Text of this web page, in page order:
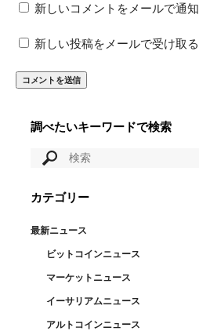
新しいコメントをメールで通知
新しい投稿をメールで受け取る
調べたいキーワードで検索
カテゴリー
最新ニュース
ビットコインニュース
マーケットニュース
イーサリアムニュース
アルトコインニュース